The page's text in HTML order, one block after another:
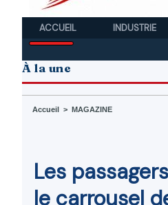
ACCUEIL INDUSTRIE
À la une
Accueil > MAGAZINE
Les
le carrousel